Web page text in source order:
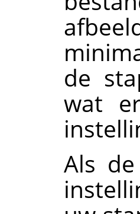
de
wat
Als